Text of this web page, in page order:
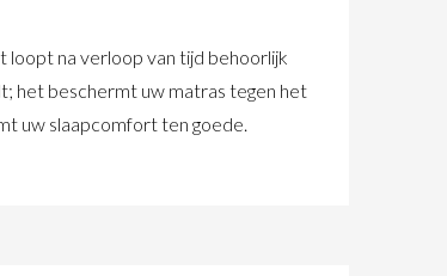
loopt na verloop van tijd behoorlijk
het beschermt uw matras tegen het
uw slaapcomfort ten goede.